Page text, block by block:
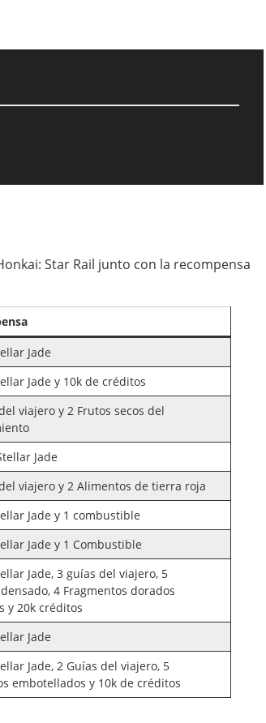
Star Rail junto con la recompensa
Jade
Jade y 10k de créditos
viajero y 2 Frutos secos del
Jade
viajero y 2 Alimentos de tierra roja
Jade y 1 combustible
Jade y 1 Combustible
Jade, 3 guías del viajero, 5
4 Fragmentos dorados
y 20k créditos
Jade
Jade, 2 Guías del viajero, 5
embotellados y 10k de créditos